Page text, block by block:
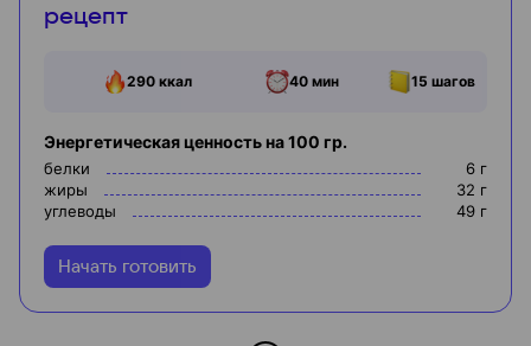
рецепт
290ккал 40 мин 15 шагов
Энергетическая ценность на 100 гр.
белки 6 г
жиры
32 г
углеводы
49 г
Начать готовить